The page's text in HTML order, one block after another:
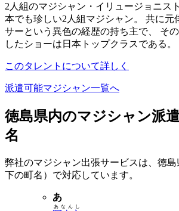
2人組のマジシャン・イリュージョニスト 峰龍&Riricoは、日
本でも珍しい2人組マジシャン。 共に元
サーという異色の経歴の持ち主で、 そ
したショーは日本トップクラスである。
このタレントについて詳しく
派遣可能マジシャン一覧へ
徳島県内のマジシャン派
名
弊社のマジシャン出張サービスは、徳
下の町名）で対応しています。
あ
あなんし